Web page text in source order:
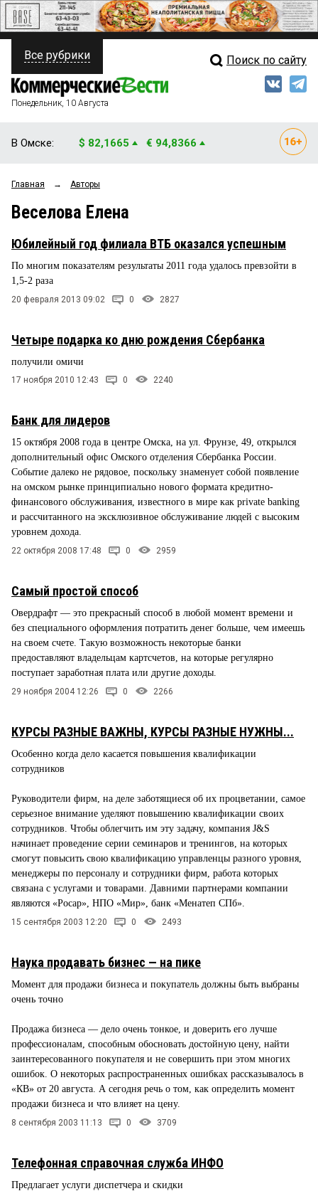
ПОЛИТИКА
ФИНАНСЫ
ОБЩЕСТВО
ЗАКОН
НОВОСТИ КОМПАНИЙ
ПРОИСШЕСТВИЯ
Свежий выпуск
Блоги
Все рубрики Поиск по сайту
Понедельник, 10 Августа
В Омске: $ 82,1665 € 94,8366
Главная → Авторы
Веселова Елена
Юбилейный год филиала ВТБ оказался успешным
По многим показателям результаты 2011 года удалось превзойти в
1,5-2 раза
20 февраля 2013 09:02 0 2827
Четыре подарка ко дню рождения Сбербанка
получили омичи
17 ноября 2010 12:43 0 2240
Банк для лидеров
15 октября 2008 года в центре Омска, на ул. Фрунзе, 49, открылся
дополнительный офис Омского отделения Сбербанка России.
Событие далеко не рядовое, поскольку знаменует собой появление
на омском рынке принципиально нового формата кредитно-
финансового обслуживания, известного в мире как private banking
и рассчитанного на эксклюзивное обслуживание людей с высоким
уровнем дохода.
22 октября 2008 17:48 0 2959
Самый простой способ
Овердрафт — это прекрасный способ в любой момент времени и
без специального оформления потратить денег больше, чем имеешь
на своем счете. Такую возможность некоторые банки
предоставляют владельцам картсчетов, на которые регулярно
поступает заработная плата или другие доходы.
29 ноября 2004 12:26 0 2266
КУРСЫ РАЗНЫЕ ВАЖНЫ, КУРСЫ РАЗНЫЕ НУЖНЫ...
Особенно когда дело касается повышения квалификации
сотрудников
Руководители фирм, на деле заботящиеся об их процветании, самое
серьезное внимание уделяют повышению квалификации своих
сотрудников. Чтобы облегчить им эту задачу, компания J&S
начинает проведение серии семинаров и тренингов, на которых
смогут повысить свою квалификацию управленцы разного уровня,
менеджеры по персоналу и сотрудники фирм, работа которых
связана с услугами и товарами. Давними партнерами компании
являются «Росар», НПО «Мир», банк «Менатеп СПб».
15 сентября 2003 12:20 0 2493
Наука продавать бизнес — на пике
Момент для продажи бизнеса и покупатель должны быть выбраны
очень точно
Продажа бизнеса — дело очень тонкое, и доверить его лучше
профессионалам, способным обосновать достойную цену, найти
заинтересованного покупателя и не совершить при этом многих
ошибок. О некоторых распространенных ошибках рассказывалось в
«КВ» от 20 августа. А сегодня речь о том, как определить момент
продажи бизнеса и что влияет на цену.
8 сентября 2003 11:13 0 3709
Телефонная справочная служба ИНФО
Предлагает услуги диспетчера и скидки